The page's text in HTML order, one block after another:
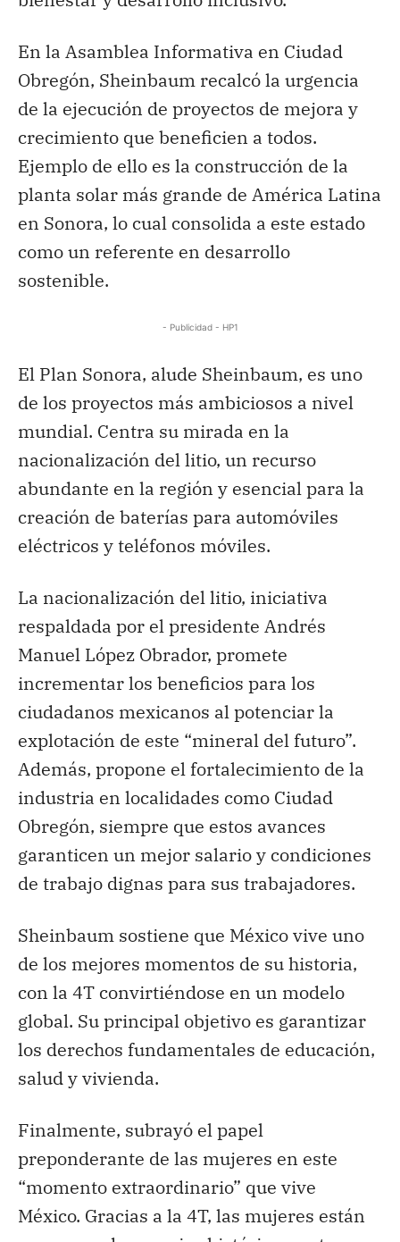
En la Asamblea Informativa en Ciudad
Obregón, Sheinbaum recalcó la urgencia
de la ejecución de proyectos de mejora y
crecimiento que beneficien a todos.
Ejemplo de ello es la construcción de la
planta solar más grande de América Latina
en Sonora, lo cual consolida a este estado
como un referente en desarrollo
sostenible.
- Publicidad - HP1
El Plan Sonora, alude Sheinbaum, es uno
de los proyectos más ambiciosos a nivel
mundial. Centra su mirada en la
nacionalización del litio, un recurso
abundante en la región y esencial para la
creación de baterías para automóviles
eléctricos y teléfonos móviles.
La nacionalización del litio, iniciativa
respaldada por el presidente Andrés
Manuel López Obrador, promete
incrementar los beneficios para los
ciudadanos mexicanos al potenciar la
explotación de este “mineral del futuro”.
Además, propone el fortalecimiento de la
industria en localidades como Ciudad
Obregón, siempre que estos avances
garanticen un mejor salario y condiciones
de trabajo dignas para sus trabajadores.
Sheinbaum sostiene que México vive uno
de los mejores momentos de su historia,
con la 4T convirtiéndose en un modelo
global. Su principal objetivo es garantizar
los derechos fundamentales de educación,
salud y vivienda.
Finalmente, subrayó el papel
preponderante de las mujeres en este
“momento extraordinario” que vive
México. Gracias a la 4T, las mujeres están